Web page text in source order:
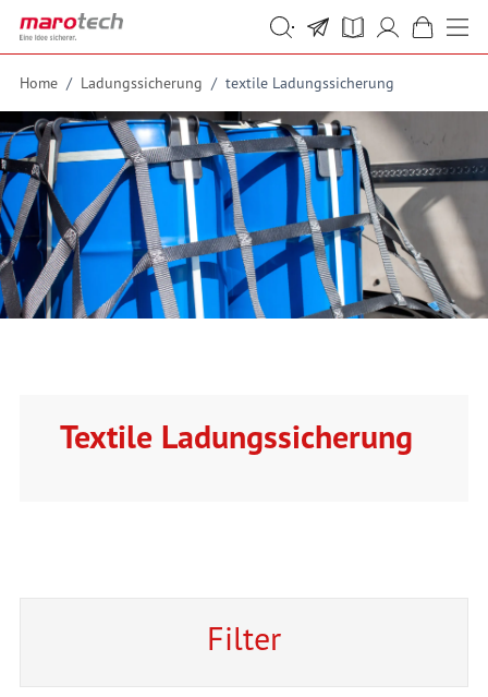
Skip to Content
Suche
Suche
Home / Ladungssicherung / textile Ladungssicherung
Textile Ladungssicherung
Filter